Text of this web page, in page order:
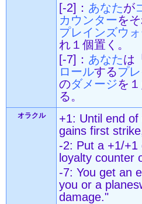
[-2]： あなたが
カウンターを
プレインズウ
れ１個置く。
[-7]： あなたは
ロールするプ
のダメージを
る。
オラクル
+1: Until end
gains first
-2: Put a +1/+1
loyalty counter
-7: You get an
you or a
damage."